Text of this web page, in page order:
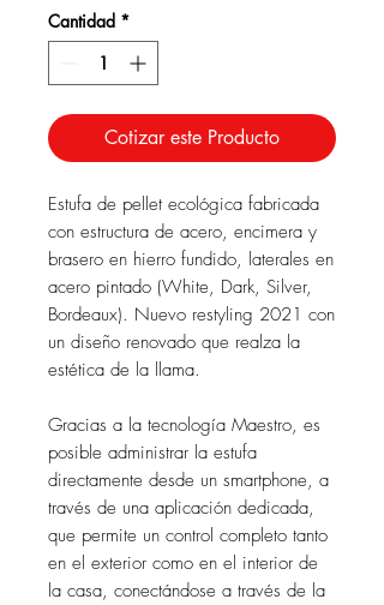
Cantidad *
Cotizar este Producto
Estufa de pellet ecológica fabricada
con estructura de acero, encimera y
brasero en hierro fundido, laterales en
acero pintado (White, Dark, Silver,
Bordeaux). Nuevo restyling 2021 con
un diseño renovado que realza la
estética de la llama.
Gracias a la tecnología Maestro, es
posible administrar la estufa
directamente desde un smartphone, a
través de una aplicación dedicada,
que permite un control completo tanto
en el exterior como en el interior de
la casa, conectándose a través de la